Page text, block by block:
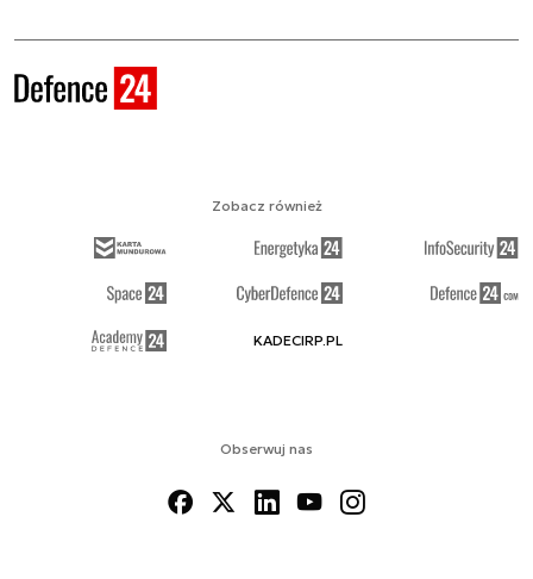
Obserwuj nas
Zobacz również
KADECIRP.PL